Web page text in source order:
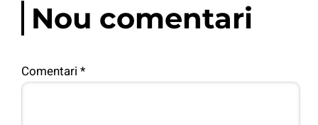
Nou comentari
Comentari *